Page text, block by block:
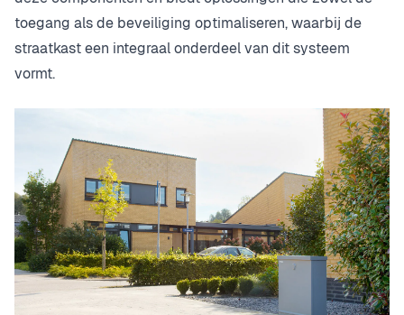
toegang als de beveiliging optimaliseren, waarbij de
straatkast een integraal onderdeel van dit systeem
vormt.